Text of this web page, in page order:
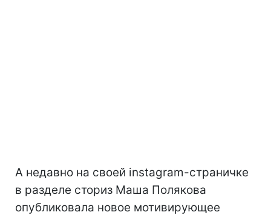
А недавно на своей instagram-страничке
в разделе сториз Маша Полякова
опубликовала новое мотивирующее